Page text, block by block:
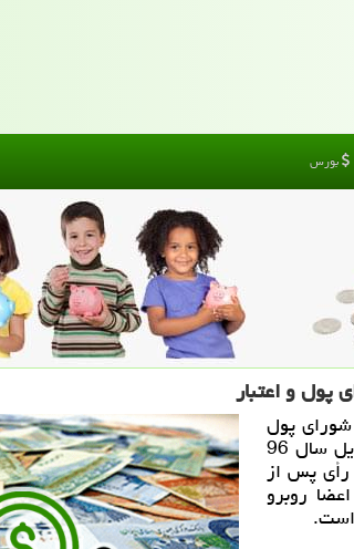
بورس
و اعتبار
پول
و اعتبار اظهار داشت: هیأت انتظامی بانك‌ها در اوایل سال 96
رأی پس از
روبرو
است.